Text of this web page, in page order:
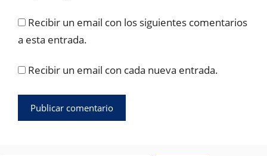
Recibir un email con los siguientes comentarios
a esta entrada.
Recibir un email con cada nueva entrada.